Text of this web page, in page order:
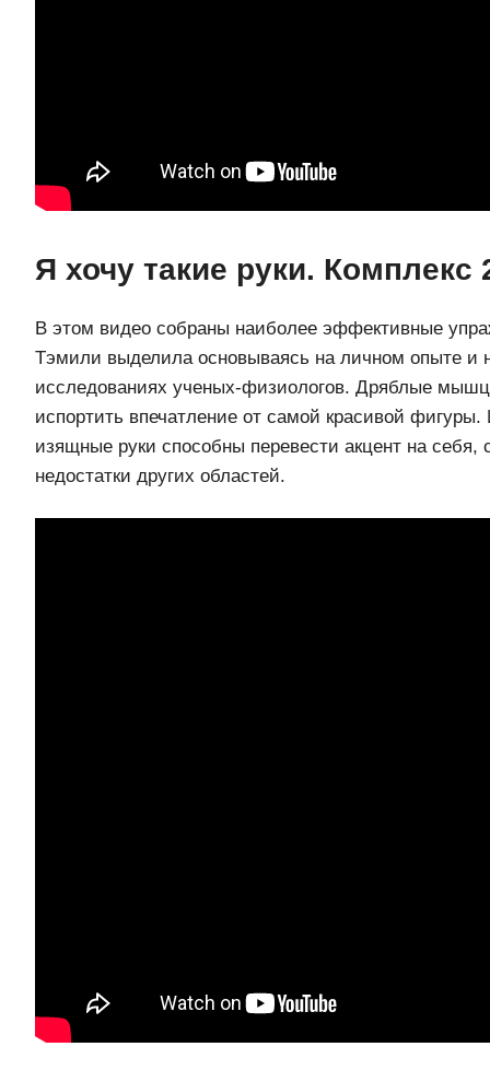
Я хочу такие руки. Комплекс
В этом видео собраны наиболее эффективные
Тэмили выделила основываясь на личном опыте и
исследованиях ученых-физиологов. Дряблые
испортить впечатление от самой красивой фигуры.
изящные руки способны перевести акцент на себя,
недостатки других областей.